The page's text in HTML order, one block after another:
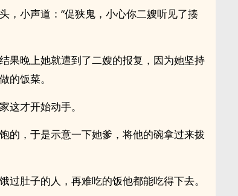
，小声道：“促狭鬼，小心你二嫂听见了揍
果晚上她就遭到了二嫂的报复，因为她坚持
的饭菜。
这才开始动手。
的，于是示意一下她爹，将他的碗拿过来拨
过肚子的人，再难吃的饭他都能吃得下去。